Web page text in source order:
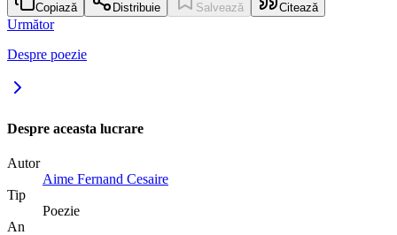
Copiază Distribuie Salvează Citează
Următor
Despre poezie
Despre aceasta lucrare
Autor
Aime Fernand Cesaire
Tip
Poezie
An